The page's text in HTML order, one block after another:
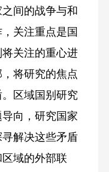
间的战争与和
关注重点是国
关注的重心进
将研究的焦点
区域国别研究
向，研究国家
解决这些矛盾
域的外部联